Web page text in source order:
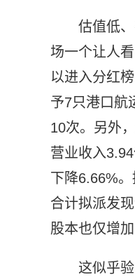
估值低
场一个让人
以进入分红
予7只港口航
10次。另外
营业收入
下降6.66%
合计拟派发
股本也仅增
这似乎